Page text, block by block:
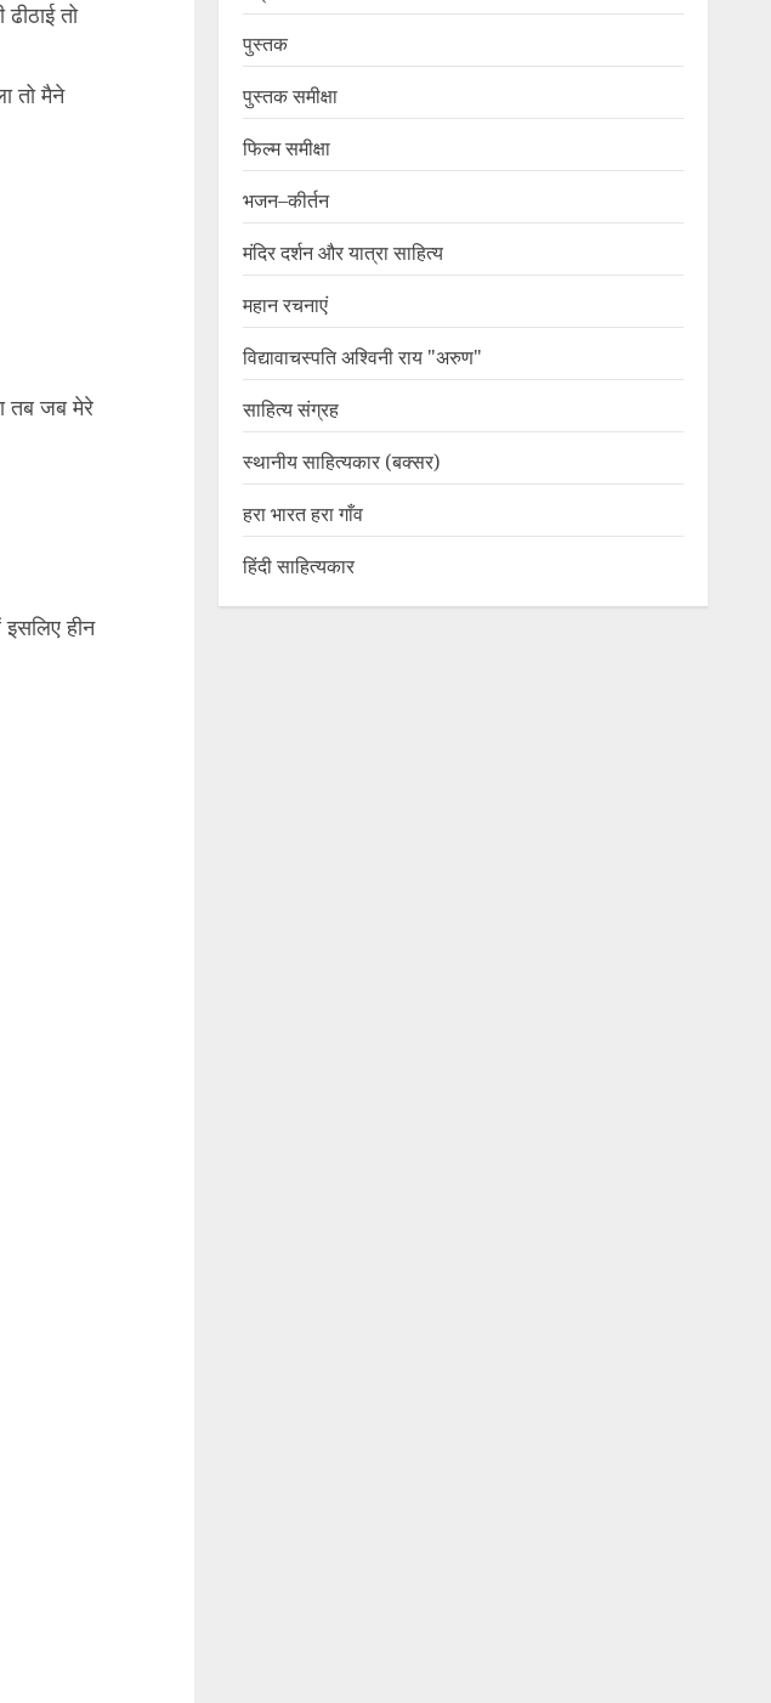
तो
तो मैने
तब जब मेरे
हीन
पुस्तक
पुस्तक समीक्षा
फिल्म समीक्षा
भजन–कीर्तन
मंदिर दर्शन और यात्रा साहित्य
महान रचनाएं
विद्यावाचस्पति अश्विनी राय "अरुण"
साहित्य संग्रह
स्थानीय साहित्यकार (बक्सर)
हरा भारत हरा गाँव
हिंदी साहित्यकार